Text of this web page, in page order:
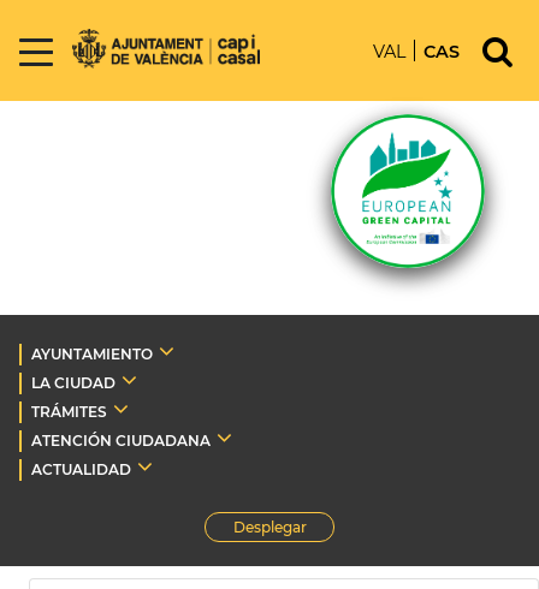
VAL CAS
AYUNTAMIENTO
LA CIUDAD
TRÁMITES
ATENCIÓN CIUDADANA
ACTUALIDAD
Desplegar